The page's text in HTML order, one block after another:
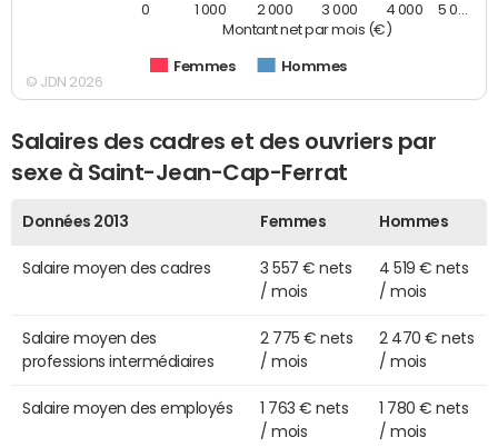
Montant net par mois (€)
Femmes Hommes
0 1 000 2 000 3 000 4 000 5 0…
© JDN 2026
Salaires des cadres et des ouvriers par
sexe à Saint-Jean-Cap-Ferrat
Données 2013 Femmes Hommes
Salaire moyen des cadres
3 557 € nets
/ mois
4 519 € nets
/ mois
Salaire moyen des
professions intermédiaires
2 775 € nets
/ mois
2 470 € nets
/ mois
Salaire moyen des employés
1 763 € nets
/ mois
1 780 € nets
/ mois